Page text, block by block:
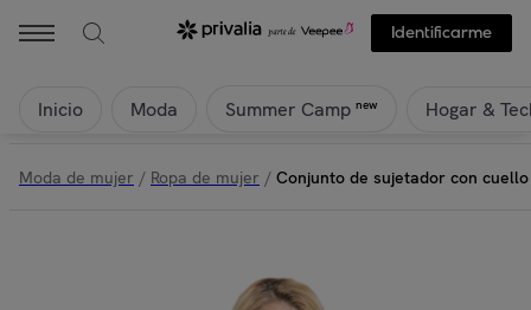
Identificarme
Inicio Moda Summer Camp new Hogar &
Moda de mujer / Ropa de mujer / Conjunto de sujetador con